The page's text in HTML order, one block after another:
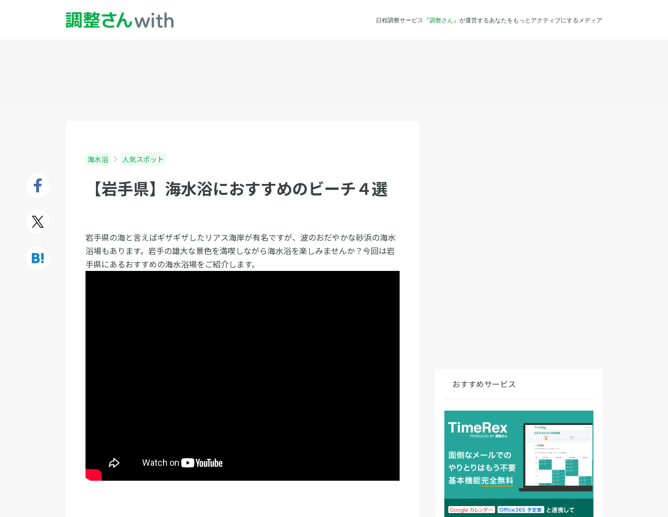
日程調整サービス『調整さん 』が運営するあなたをもっとアクティブにするメディア
海水浴 人気スポット
【岩手県】海水浴におすすめのビーチ４選
岩手県の海と言えばギザギザしたリアス海岸が有名ですが、波のおだやかな砂浜の海水
浴場もあります。岩手の雄大な景色を満喫しながら海水浴を楽しみませんか？今回は岩
手県にあるおすすめの海水浴場をご紹介します。
おすすめサービス